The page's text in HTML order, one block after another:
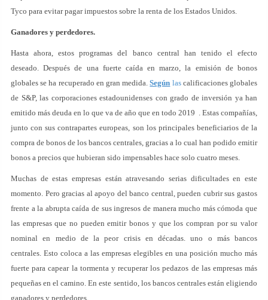
Tyco para evitar pagar impuestos sobre la renta de los Estados Unidos.
Ganadores y perdedores.
Hasta ahora, estos programas del banco central han tenido el efecto
deseado. Después de una fuerte caída en marzo, la emisión de bonos
globales se ha recuperado en gran medida.Según lascalificaciones globales
de S&P, las corporaciones estadounidenses con grado de inversión ya han
emitido más deuda en lo que va de año que en todo 2019 . Estas compañías,
junto con sus contrapartes europeas, son los principales beneficiarios de la
compra de bonos de los bancos centrales, gracias a lo cual han podido emitir
bonos a precios que hubieran sido impensables hace solo cuatro meses.
Muchas de estas empresas están atravesando serias dificultades en este
momento. Pero gracias al apoyo del banco central, pueden cubrir sus gastos
frente a la abrupta caída de sus ingresos de manera mucho más cómoda que
las empresas que no pueden emitir bonos y que los compran por su valor
nominal en medio de la peor crisis en décadas. uno o más bancos
centrales. Esto coloca a las empresas elegibles en una posición mucho más
fuerte para capear la tormenta y recuperar los pedazos de las empresas más
pequeñas en el camino. En este sentido, los bancos centrales están eligiendo
ganadores y perdedores.